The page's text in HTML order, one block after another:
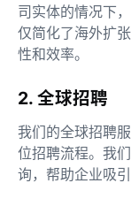
司实体的情况下
仅简化了海外扩
性和效率。
2. 全球招聘
我们的全球招聘
位招聘流程。我
询，帮助企业吸